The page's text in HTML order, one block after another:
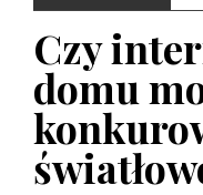
Czy
domu